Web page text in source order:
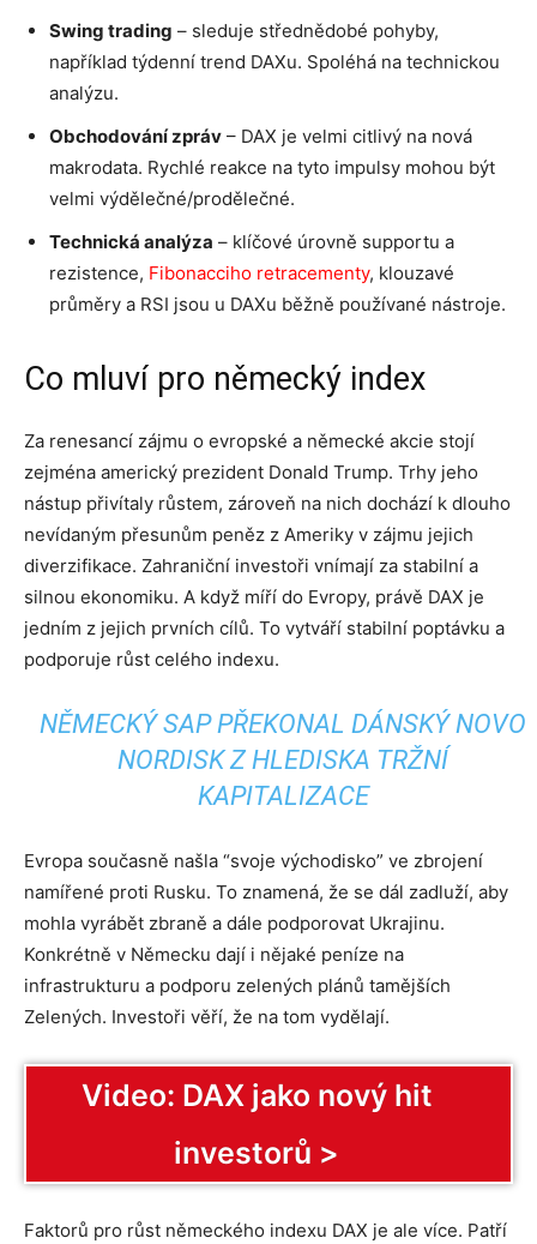
Swing trading – sleduje střednědobé pohyby,
například týdenní trend DAXu. Spoléhá na technickou
analýzu.
Obchodování zpráv – DAX je velmi citlivý na nová
makrodata. Rychlé reakce na tyto impulsy mohou být
velmi výdělečné/prodělečné.
Technická analýza – klíčové úrovně supportu a
rezistence, Fibonacciho retracementy, klouzavé
průměry a RSI jsou u DAXu běžně používané nástroje.
Co mluví pro německý index
Za renesancí zájmu o evropské a německé akcie stojí
zejména americký prezident Donald Trump. Trhy jeho
nástup přivítaly růstem, zároveň na nich dochází k dlouho
nevídaným přesunům peněz z Ameriky v zájmu jejich
diverzifikace. Zahraniční investoři vnímají za stabilní a
silnou ekonomiku. A když míří do Evropy, právě DAX je
jedním z jejich prvních cílů. To vytváří stabilní poptávku a
podporuje růst celého indexu.
NĚMECKÝ SAP PŘEKONAL DÁNSKÝ NOVO
NORDISK Z HLEDISKA TRŽNÍ
KAPITALIZACE
Evropa současně našla “svoje východisko” ve zbrojení
namířené proti Rusku. To znamená, že se dál zadluží, aby
mohla vyrábět zbraně a dále podporovat Ukrajinu.
Konkrétně v Německu dají i nějaké peníze na
infrastrukturu a podporu zelených plánů tamějších
Zelených. Investoři věří, že na tom vydělají.
Video: DAX jako nový hit
investorů >
Faktorů pro růst německého indexu DAX je ale více. Patří